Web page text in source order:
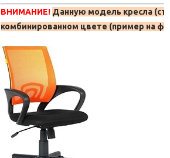
ВНИМАНИЕ! Данную модель кресла
комбинированном цвете (пример на